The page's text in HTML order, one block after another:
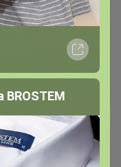
закупке